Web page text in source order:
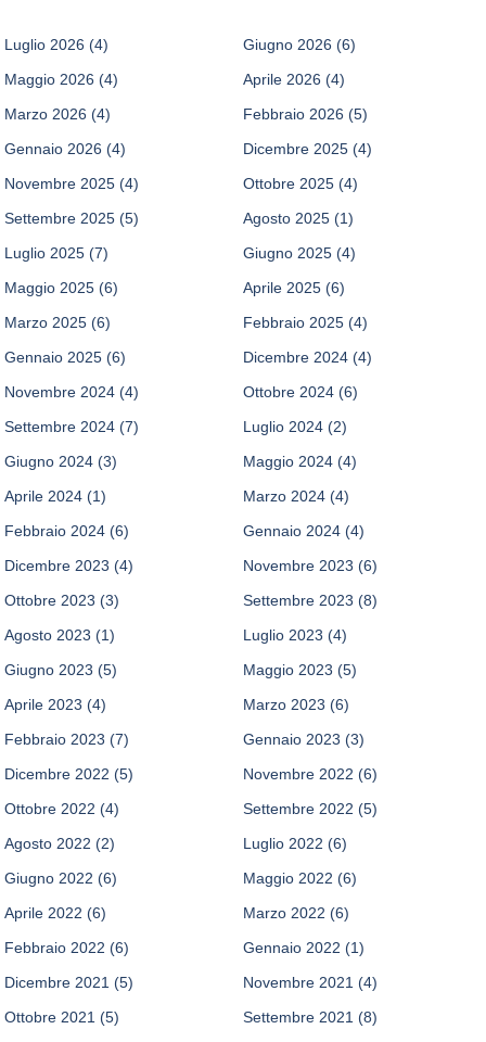
Luglio 2026 (4) Giugno 2026 (6)
Maggio 2026 (4) Aprile 2026 (4)
Marzo 2026 (4) Febbraio 2026 (5)
Gennaio 2026 (4) Dicembre 2025 (4)
Novembre 2025 (4) Ottobre 2025 (4)
Settembre 2025 (5) Agosto 2025 (1)
Luglio 2025 (7) Giugno 2025 (4)
Maggio 2025 (6) Aprile 2025 (6)
Marzo 2025 (6) Febbraio 2025 (4)
Gennaio 2025 (6) Dicembre 2024 (4)
Novembre 2024 (4) Ottobre 2024 (6)
Settembre 2024 (7) Luglio 2024 (2)
Giugno 2024 (3) Maggio 2024 (4)
Aprile 2024 (1) Marzo 2024 (4)
Febbraio 2024 (6) Gennaio 2024 (4)
Dicembre 2023 (4) Novembre 2023 (6)
Ottobre 2023 (3) Settembre 2023 (8)
Agosto 2023 (1) Luglio 2023 (4)
Giugno 2023 (5) Maggio 2023 (5)
Aprile 2023 (4) Marzo 2023 (6)
Febbraio 2023 (7) Gennaio 2023 (3)
Dicembre 2022 (5) Novembre 2022 (6)
Ottobre 2022 (4) Settembre 2022 (5)
Agosto 2022 (2) Luglio 2022 (6)
Giugno 2022 (6) Maggio 2022 (6)
Aprile 2022 (6) Marzo 2022 (6)
Febbraio 2022 (6) Gennaio 2022 (1)
Dicembre 2021 (5) Novembre 2021 (4)
Ottobre 2021 (5) Settembre 2021 (8)